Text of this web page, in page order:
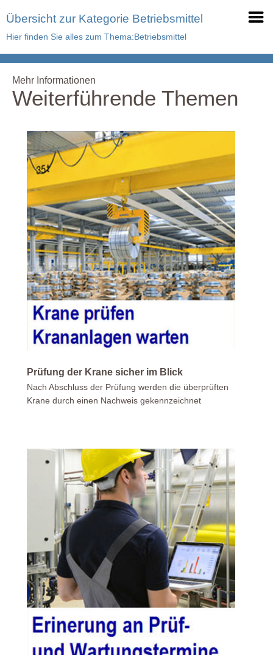
Übersicht zur Kategorie Betriebsmittel
Hier finden Sie alles zum Thema:Betriebsmittel
Mehr Informationen
Weiterführende Themen
Prüfung der Krane sicher im Blick
Nach Abschluss der Prüfung werden die überprüften
Krane durch einen Nachweis gekennzeichnet